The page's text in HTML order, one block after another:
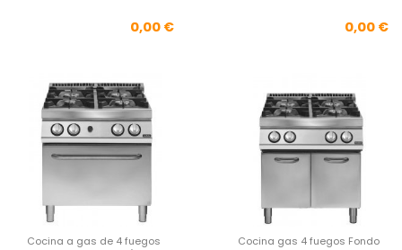
Precio
0,00 € 0,00 €
Cocina a gas de 4 fuegos
Cocina gas 4 fuegos Fondo